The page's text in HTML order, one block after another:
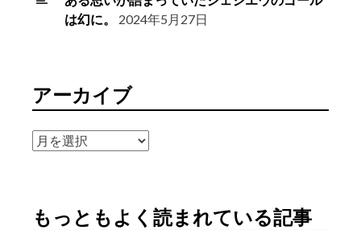
は幻に。
2024年5月27日
アーカイブ
ア
ブ
もっともよく読まれている記事